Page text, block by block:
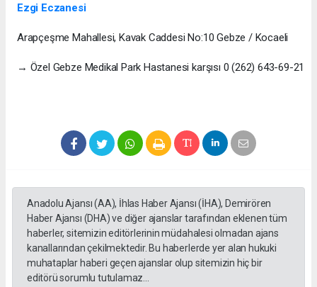
Ezgi Eczanesi
Arapçeşme Mahallesi, Kavak Caddesi No:10 Gebze / Kocaeli
→ Özel Gebze Medikal Park Hastanesi karşısı 0 (262) 643-69-21
Anadolu Ajansı (AA), İhlas Haber Ajansı (İHA), Demirören
Haber Ajansı (DHA) ve diğer ajanslar tarafından eklenen tüm
haberler, sitemizin editörlerinin müdahalesi olmadan ajans
kanallarından çekilmektedir. Bu haberlerde yer alan hukuki
muhataplar haberi geçen ajanslar olup sitemizin hiç bir
editörü sorumlu tutulamaz...